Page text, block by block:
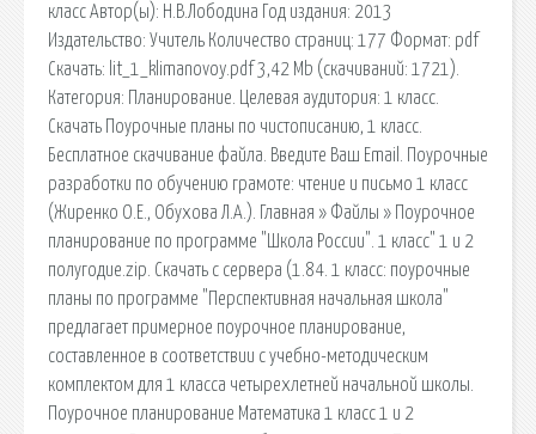
класс Автор(ы): Н.В.Лободина Год издания: 2013
Издательство: Учитель Количество страниц: 177 Формат: pdf
Скачать: lit_1_klimanovoy.pdf 3,42 Mb (cкачиваний: 1721).
Категория: Планирование. Целевая аудитория: 1 класс.
Скачать Поурочные планы по чистописанию, 1 класс.
Бесплатное скачивание файла. Введите Ваш Email. Поурочные
разработки по обучению грамоте: чтение и письмо 1 класс
(Жиренко О.Е., Обухова Л.А.). Главная » Файлы » Поурочное
планирование по программе "Школа России". 1 класс" 1 и 2
полугодие.zip. Скачать с сервера (1.84. 1 класс: поурочные
планы по программе "Перспективная начальная школа"
предлагает примерное поурочное планирование,
составленное в соответствии с учебно-методическим
комплектом для 1 класса четырехлетней начальной школы.
Поурочное планирование Математика 1 класс 1 и 2